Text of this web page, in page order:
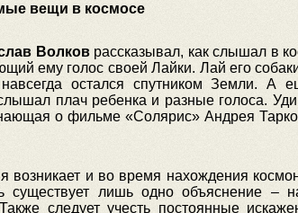
вещи в космосе
Волковрассказывал, как слышал в
ему голос своей Лайки. Лай его
остался спутником Земли. А
плач ребенка и разные голоса.
о фильме «Солярис» Андрея
возникает и во время нахождения
существует лишь одно объяснение –
следует учесть постоянные